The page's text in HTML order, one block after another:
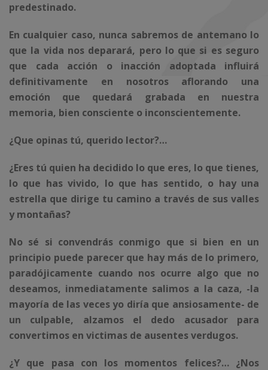
predestinado.
En cualquier caso, nunca sabremos de antemano lo
que la vida nos deparará, pero lo que si es seguro
que cada acción o inacción adoptada influirá
definitivamente en nosotros aflorando una
emoción que quedará grabada en nuestra
memoria, bien consciente o inconscientemente.
¿Que opinas tú, querido lector?…
¿Eres tú quien ha decidido lo que eres, lo que tienes,
lo que has vivido, lo que has sentido, o hay una
estrella que dirige tu camino a través de sus valles
y montañas?
No sé si convendrás conmigo que si bien en un
principio puede parecer que hay más de lo primero,
paradójicamente cuando nos ocurre algo que no
deseamos, inmediatamente salimos a la caza, -la
mayoría de las veces yo diría que ansiosamente- de
un culpable, alzamos el dedo acusador para
convertimos en victimas de ausentes verdugos.
¿Y que pasa con los momentos felices?… ¿Nos